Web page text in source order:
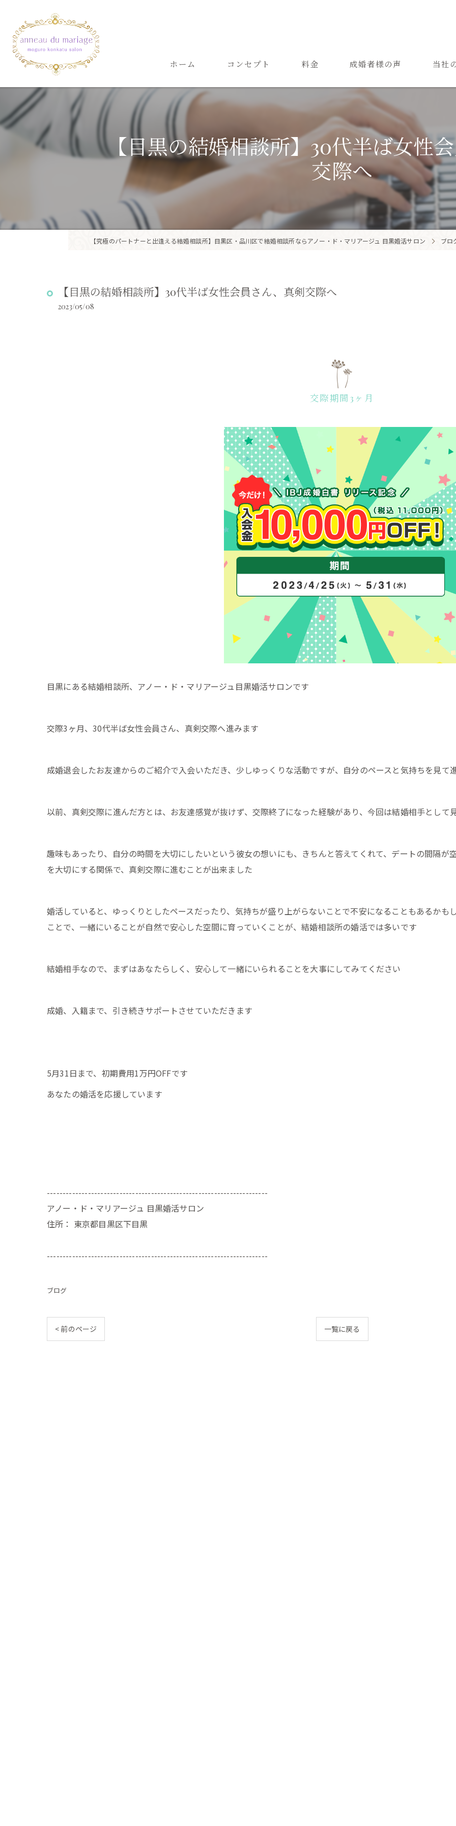
ホーム コンセプト
ご結婚までの流れ
料金 成婚者様の声 当社
成婚
再婚
婚活
【目黒の結婚相談所】30代半ば女性
交際へ
【究極のパートナーと出逢える結婚相談所】目黒区・品川区で結婚相談所ならアノー・ド・マリアージュ 目黒婚活サロン ブロ
【目黒の結婚相談所】30代半ば女性会員さん、真剣交際へ
2023/05/08
交際期間3ヶ月
目黒にある結婚相談所、アノー・ド・マリアージュ目黒婚活サロンです
交際3ヶ月、30代半ば女性会員さん、真剣交際へ進みます
成婚退会したお友達からのご紹介で入会いただき、少しゆっくりな活動ですが、自分のペースと気持ちを見て
以前、真剣交際に進んだ方とは、お友達感覚が抜けず、交際終了になった経験があり、今回は結婚相手として
趣味もあったり、自分の時間を大切にしたいという彼女の想いにも、きちんと答えてくれて、デートの間隔が
を大切にする関係で、真剣交際に進むことが出来ました
婚活していると、ゆっくりとしたペースだったり、気持ちが盛り上がらないことで不安になることもあるかも
ことで、一緒にいることが自然で安心した空間に育っていくことが、結婚相談所の婚活では多いです
結婚相手なので、まずはあなたらしく、安心して一緒にいられることを大事にしてみてください
成婚、入籍まで、引き続きサポートさせていただきます
5月31日まで、初期費用1万円OFFです
あなたの婚活を応援しています
----------------------------------------------------------------------
アノー・ド・マリアージュ 目黒婚活サロン
住所： 東京都目黒区下目黒
----------------------------------------------------------------------
ブログ
< 前のページ 一覧に戻る